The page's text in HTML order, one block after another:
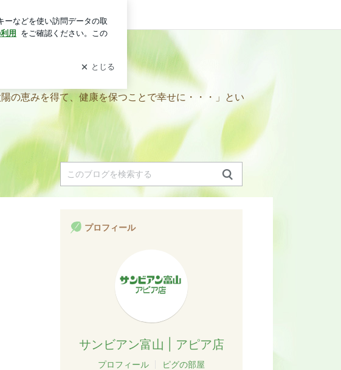
新規登録 ログイン
】
の恵みを得て、健康を保つことで幸せに・・・」とい
プロフィール
サンビアン富山 | アピア店
プロフィール ピグの部屋